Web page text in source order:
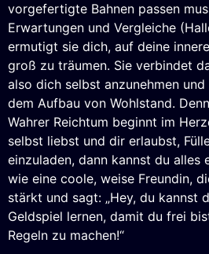
vorgefertigte Bahnen passen
Erwartungen und Vergleiche
ermutigt sie dich, auf deine
groß zu träumen. Sie verbindet
also dich selbst anzunehmen
dem Aufbau von Wohlstand.
Wahrer Reichtum beginnt im
selbst liebst und dir erlaubst,
einzuladen, dann kannst du alles
wie eine coole, weise Freundin,
stärkt und sagt: „Hey, du kannst
Geldspiel lernen, damit du frei
Regeln zu machen!“